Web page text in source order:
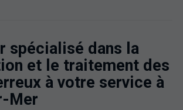
spécialisé dans la
et le traitement des
à votre service à
Mer